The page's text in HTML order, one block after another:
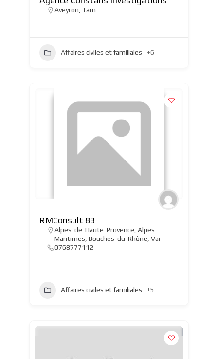
Aveyron Tarn
Affaires civiles et familiales +6
RMConsult 83
Alpes-de-Haute-Provence Alpes-
Maritimes Bouches-du-Rhône Var
0768777112
Affaires civiles et familiales +5